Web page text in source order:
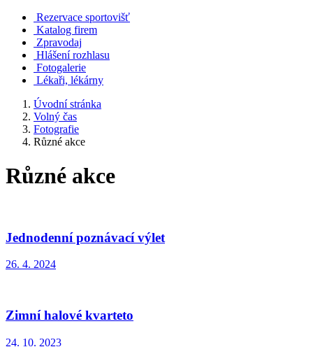
Rezervace sportovišť
Katalog firem
Zpravodaj
Hlášení rozhlasu
Fotogalerie
Lékaři, lékárny
Úvodní stránka
Volný čas
Fotografie
Různé akce
Různé akce
Jednodenní poznávací výlet
26. 4. 2024
Zimní halové kvarteto
24. 10. 2023